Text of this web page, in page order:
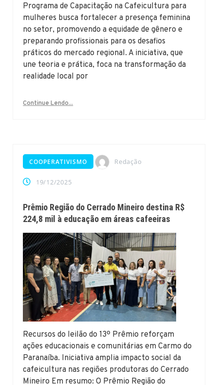
Programa de Capacitação na Cafeicultura para
mulheres busca fortalecer a presença feminina
no setor, promovendo a equidade de gênero e
preparando profissionais para os desafios
práticos do mercado regional. A iniciativa, que
une teoria e prática, foca na transformação da
realidade local por
Continue Lendo...
COOPERATIVISMO Redação
19/12/2025
Prêmio Região do Cerrado Mineiro destina R$
224,8 mil à educação em áreas cafeeiras
Recursos do leilão do 13º Prêmio reforçam
ações educacionais e comunitárias em Carmo do
Paranaíba. Iniciativa amplia impacto social da
cafeicultura nas regiões produtoras do Cerrado
Mineiro Em resumo: O Prêmio Região do